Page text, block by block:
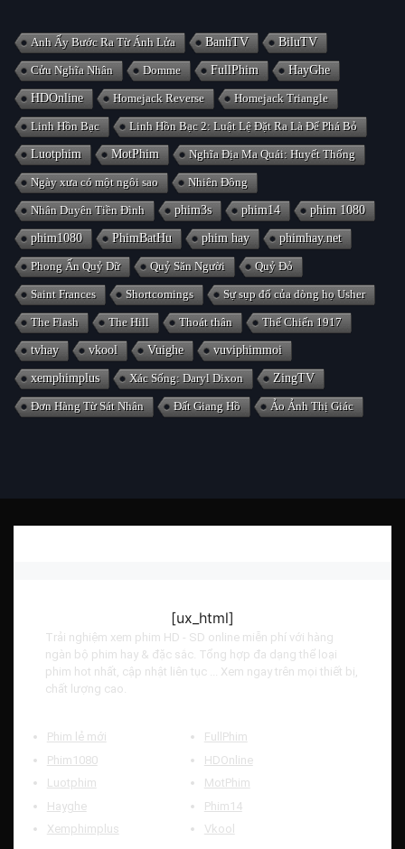
Anh Ấy Bước Ra Từ Ánh Lửa BanhTV BiluTV
Cửu Nghĩa Nhân Domme FullPhim HayGhe
HDOnline Homejack Reverse Homejack Triangle
Linh Hồn Bạc Linh Hồn Bạc 2: Luật Lệ Đặt Ra Là Để Phá Bỏ
Luotphim MotPhim Nghĩa Địa Ma Quái: Huyết Thống
Ngày xưa có một ngôi sao Nhiên Đông
Nhân Duyên Tiền Đình phim3s phim14 phim 1080
phim1080 PhimBatHu phim hay phimhay.net
Phong Ấn Quỷ Dữ Quỷ Săn Người Quỷ Đỏ
Saint Frances Shortcomings Sự sụp đổ của dòng họ Usher
The Flash The Hill Thoát thân Thế Chiến 1917
tvhay vkool Vuighe vuviphimmoi
xemphimplus Xác Sống: Daryl Dixon ZingTV
Đơn Hàng Từ Sát Nhân Đất Giang Hồ Ảo Ảnh Thị Giác